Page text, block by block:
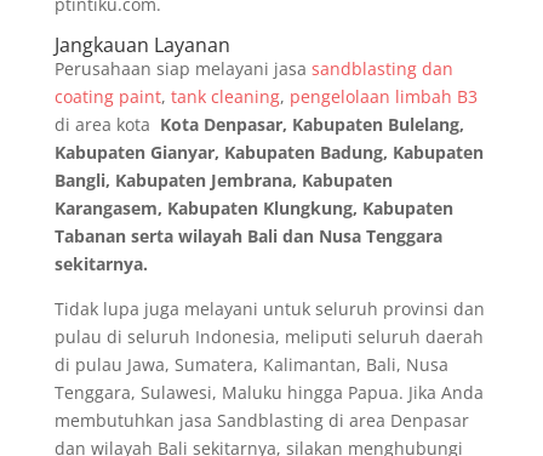
Jangkauan Layanan
Perusahaan siap melayani jasa sandblasting dan
coating paint, tank cleaning, pengelolaan limbah B3
di area kota Kota Denpasar, Kabupaten Bulelang,
Kabupaten Gianyar, Kabupaten Badung, Kabupaten
Bangli, Kabupaten Jembrana, Kabupaten
Karangasem, Kabupaten Klungkung, Kabupaten
Tabanan serta wilayah Bali dan Nusa Tenggara
sekitarnya.
Tidak lupa juga melayani untuk seluruh provinsi dan
pulau di seluruh Indonesia, meliputi seluruh daerah
di pulau Jawa, Sumatera, Kalimantan, Bali, Nusa
Tenggara, Sulawesi, Maluku hingga Papua. Jika Anda
membutuhkan jasa Sandblasting di area Denpasar
dan wilayah Bali sekitarnya, silakan menghubungi